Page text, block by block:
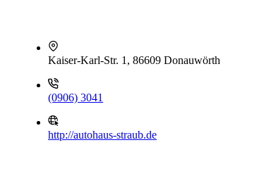
Kaiser-Karl-Str. 1, 86609 Donauwörth
(0906) 3041
http://autohaus-straub.de